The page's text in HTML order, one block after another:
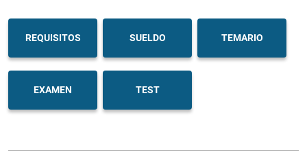
REQUISITOS SUELDO TEMARIO
EXAMEN TEST